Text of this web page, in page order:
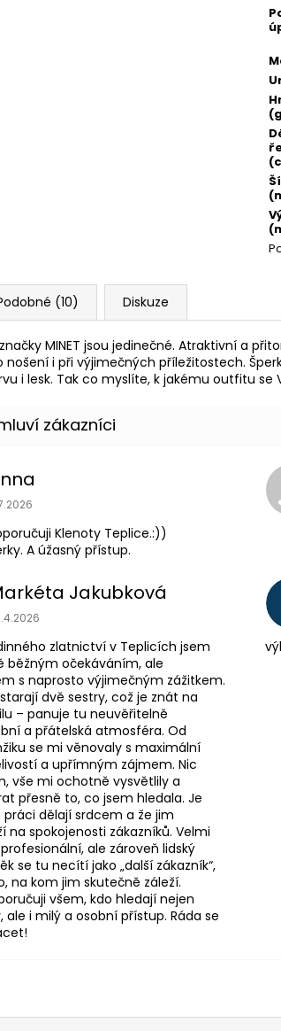
(10) Diskuze
MINET jsou jedinečné. Atraktivní a
nošení i při výjimečných příležitostech.
i lesk. Tak co myslíte, k jakému outfitu se
obchodu je 5 z 5 hvězdiček.
Klenoty Teplice.:))
A úžasný přístup.
Jakubková
obchodu je 5 z 5 hvězdiček.
zlatnictví v Teplicích jsem
běžným očekáváním, ale
s naprosto výjimečným zážitkem.
dvě sestry, což je znát na
– panuje tu neuvěřitelně
a přátelská atmosféra. Od
se mi věnovaly s maximální
a upřímným zájmem. Nic
vše mi ochotně vysvětlily a
přesně to, co jsem hledala. Je
práci dělají srdcem a že jim
na spokojenosti zákazníků. Velmi
ale zároveň lidský
se tu necítí jako „další zákazník“,
na kom jim skutečně záleží.
všem, kdo hledají nejen
ale i milý a osobní přístup. Ráda se